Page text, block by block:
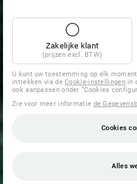
Zakelijke klant
(prijzen excl. BTW)
U kunt uw toestemming op elk
intrekken via deCookie-instellingenin
ook aanpassen onder “Cookies
Zie voor meer informatie de
Cookies
Alles